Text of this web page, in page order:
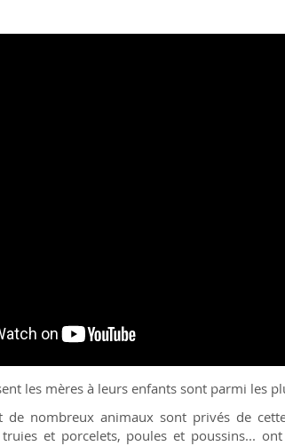
les mères à leurs enfants sont parmi les
de nombreux animaux sont privés de
truies et porcelets, poules et poussins...